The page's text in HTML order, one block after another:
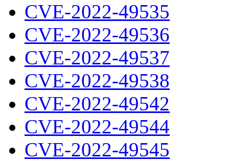
CVE-2022-49535
CVE-2022-49536
CVE-2022-49537
CVE-2022-49538
CVE-2022-49542
CVE-2022-49544
CVE-2022-49545